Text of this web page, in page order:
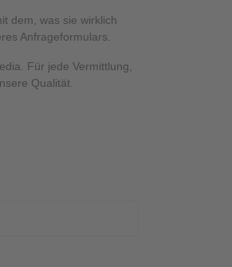
dem, was sie wirklich
Anfrageformulars.
Für jede Vermittlung,
Qualität.